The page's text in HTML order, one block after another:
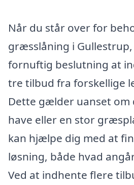
Når du står over for
græsslåning i
fornuftig beslutning at
tre tilbud fra forskellige
Dette gælder uanset om
have eller en stor
kan hjælpe dig med at
løsning, både hvad
Ved at indhente flere